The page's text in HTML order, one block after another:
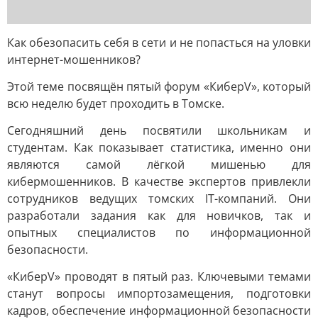
Как обезопасить себя в сети и не попасться на уловки
интернет-мошенников?
Этой теме посвящён пятый форум «КиберV», который
всю неделю будет проходить в Томске.
Сегодняшний день посвятили школьникам и
студентам. Как показывает статистика, именно они
являются самой лёгкой мишенью для
кибермошенников. В качестве экспертов привлекли
сотрудников ведущих томских IT-компаний. Они
разработали задания как для новичков, так и
опытных специалистов по информационной
безопасности.
«КиберV» проводят в пятый раз. Ключевыми темами
станут вопросы импортозамещения, подготовки
кадров, обеспечение информационной безопасности